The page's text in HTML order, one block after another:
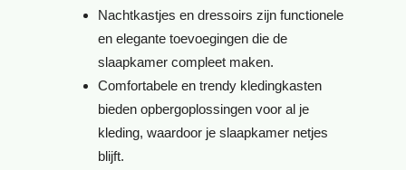
Nachtkastjes en dressoirs zijn functionele
en elegante toevoegingen die de
slaapkamer compleet maken.
Comfortabele en trendy kledingkasten
bieden opbergoplossingen voor al je
kleding, waardoor je slaapkamer netjes
blijft.